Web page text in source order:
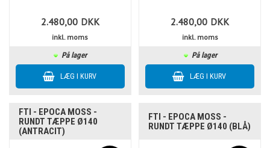
2.480,00 DKK
inkl. moms
På lager
2.480,00 DKK
inkl. moms
På lager
FTI - EPOCA MOSS -
RUNDT TÆPPE Ø140
(ANTRACIT)
FTI - EPOCA MOSS -
RUNDT TÆPPE Ø140 (BLÅ)